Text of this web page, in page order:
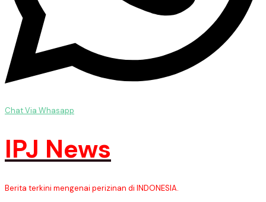
Chat Via Whasapp
IPJ News
Berita terkini mengenai perizinan di INDONESIA.